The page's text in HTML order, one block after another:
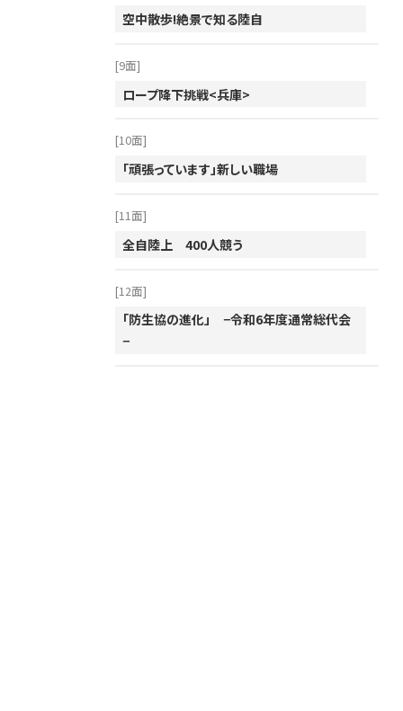
空中散歩!絶景で知る陸自
[9面]
ロープ降下挑戦<兵庫>
[10面]
「頑張っています」新しい職場
[11面]
全自陸上 400人競う
[12面]
「防生協の進化」 −令和6年度通常総代会
−